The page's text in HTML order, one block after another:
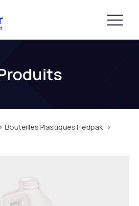
Bouteilles Plastiques Hedpak